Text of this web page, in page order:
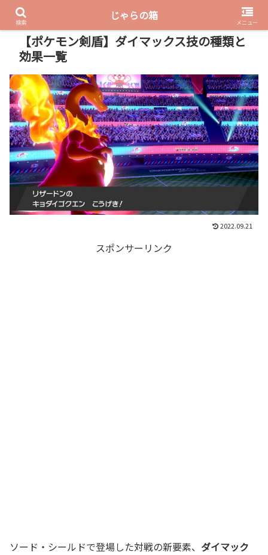
PR
【ポケモン剣盾】ダイマックス技の種類と
効果一覧
2022.09.21
スポンサーリンク
ソード・シールドで登場した対戦の新要素、 ダイマック
検索
じゃらの箱
メニュー